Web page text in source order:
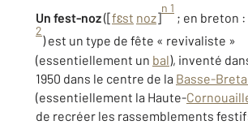
Un fest-noz([fɛst noz]
n 1
; en breton :
2
) est un type de fête « revivaliste »
(essentiellement un bal), inventé
1950 dans le centre de la Basse-
(essentiellement la Haute-
de recréer les rassemblements